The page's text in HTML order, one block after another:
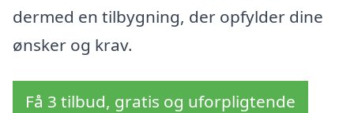
dermed en tilbygning, der opfylder dine
ønsker og krav.
Få 3 tilbud, gratis og uforpligtende